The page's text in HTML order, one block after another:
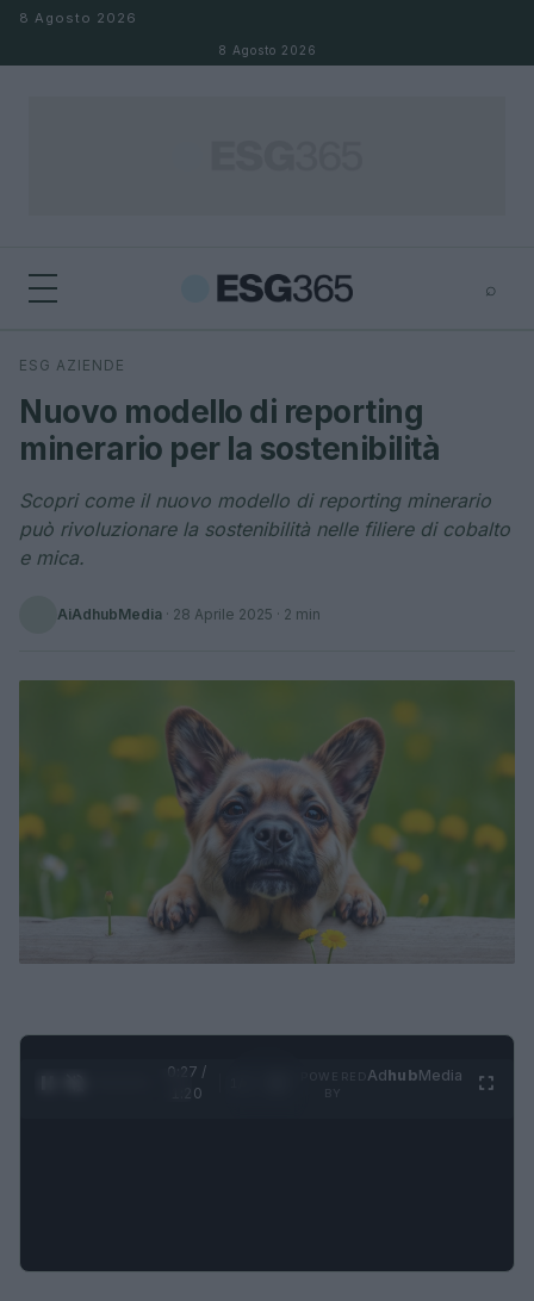
Salta al contenuto
8 Agosto 2026
8 Agosto 2026
⌕
Cerca
ESG AZIENDE
Nuovo modello di reporting
minerario per la sostenibilità
Scopri come il nuovo modello di reporting minerario
può rivoluzionare la sostenibilità nelle filiere di cobalto
e mica.
AiAdhubMedia · 28 Aprile 2025 · 2 min
0:28 /
1:20
AdhubMedia